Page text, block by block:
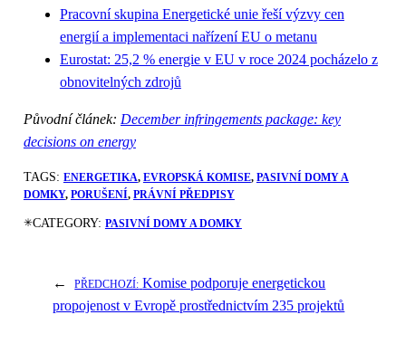
Pracovní skupina Energetické unie řeší výzvy cen
energií a implementaci nařízení EU o metanu
Eurostat: 25,2 % energie v EU v roce 2024 pocházelo z
obnovitelných zdrojů
Původní článek: December infringements package: key
decisions on energy
TAGS: ENERGETIKA, EVROPSKÁ KOMISE, PASIVNÍ DOMY A
DOMKY, PORUŠENÍ, PRÁVNÍ PŘEDPISY
✳︎CATEGORY: PASIVNÍ DOMY A DOMKY
← PŘEDCHOZÍ: Komise podporuje energetickou
propojenost v Evropě prostřednictvím 235 projektů